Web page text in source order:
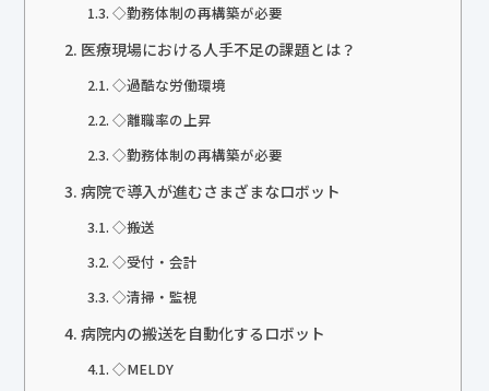
◇勤務体制の再構築が必要
医療現場における人手不足の課題とは？
◇過酷な労働環境
◇離職率の上昇
◇勤務体制の再構築が必要
病院で導入が進むさまざまなロボット
◇搬送
◇受付・会計
◇清掃・監視
病院内の搬送を自動化するロボット
◇MELDY